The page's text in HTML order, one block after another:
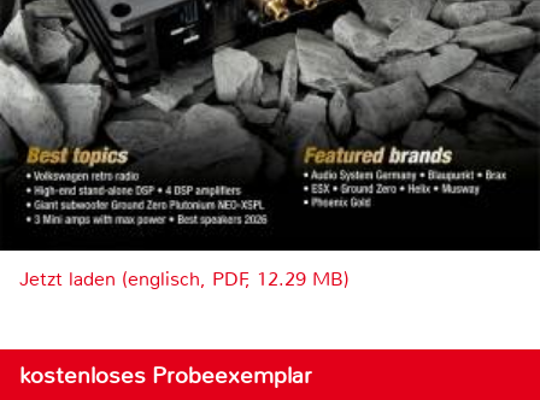
Jetzt laden (englisch, PDF, 12.29 MB)
kostenloses Probeexemplar